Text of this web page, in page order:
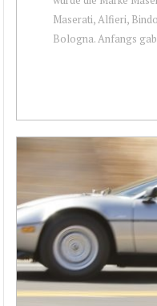
Maserati, Alfieri,
Bologna. Anfangs